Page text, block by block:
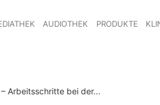
AUDIOTHEK PRODUKTE
Arbeitsschritte bei der...